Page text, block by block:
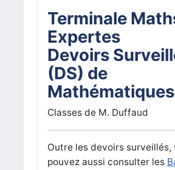
Terminale
Expertes
Devoirs
(DS) de
Mathématiques
Classes de M. Duffaud
Outre les devoirs surveillés,
pouvez aussi consulter les